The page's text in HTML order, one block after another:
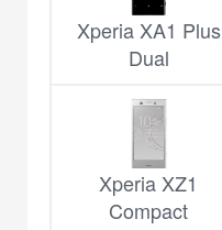
Xperia XA1 Plus
Dual
Xperia XZ1
Compact